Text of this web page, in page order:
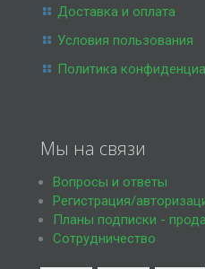
Доставка и оплата
Условия пользования
Политика
Мы на связи
Вопросы и ответы
Регистрация/
Планы подписки -
Сотрудничество